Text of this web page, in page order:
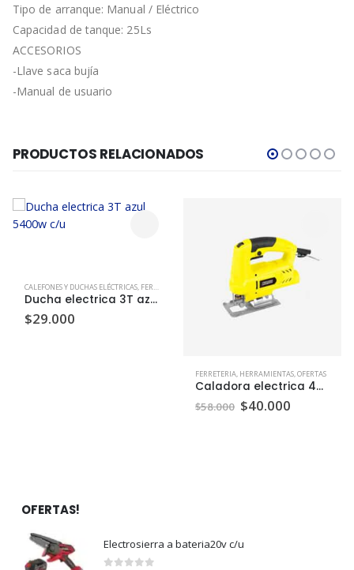
Tipo de arranque: Manual / Eléctrico
Capacidad de tanque: 25Ls
ACCESORIOS
-Llave saca bujía
-Manual de usuario
PRODUCTOS RELACIONADOS
CALEFONES Y DUCHAS ELÉCTRICAS, FERRETERIA
Ducha electrica 3T azul 5400w c/u
$29.000
FERRETERIA, HERRAMIENTAS,OFERTAS
Caladora electrica 400w
$58.000 El
precio
$40.000El
OFERTAS!
Electrosierra a bateria20v c/u